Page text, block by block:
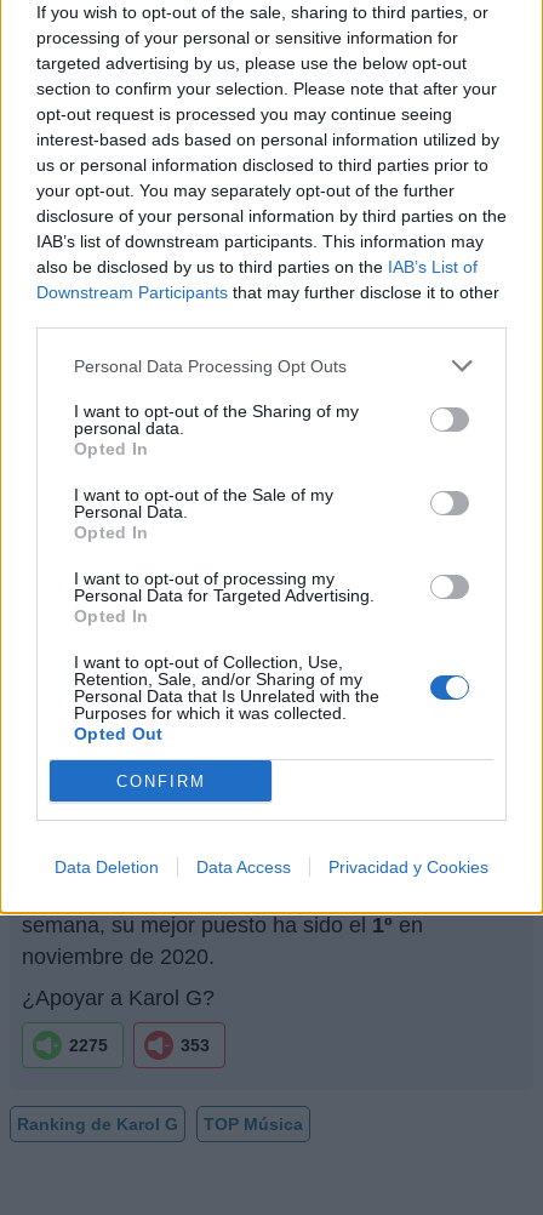
If you wish to opt-out of the sale, sharing to third parties, or
processing of your personal or sensitive information for
targeted advertising by us, please use the below opt-out
section to confirm your selection. Please note that after your
opt-out request is processed you may continue seeing
interest-based ads based on personal information utilized by
us or personal information disclosed to third parties prior to
your opt-out. You may separately opt-out of the further
disclosure of your personal information by third parties on the
IAB’s list of downstream participants. This information may
also be disclosed by us to third parties on the IAB’s List of
Downstream Participants that may further disclose it to other
Personal Data Processing Opt Outs
I want to opt-out of the Sharing of my
personal data.
Opted In
I want to opt-out of the Sale of my
Personal Data.
Opted In
I want to opt-out of processing my
Personal Data for Targeted Advertising.
Opted In
I want to opt-out of Collection, Use,
Retention, Sale, and/or Sharing of my
Personal Data that Is Unrelated with the
Purposes for which it was collected.
Opted Out
CONFIRM
Data Deletion Data Access Privacidad y Cookies
Letra Ivonny Bonita
Letra 200 copas
Letra Después de ti (ft. Greg Gonzalez)
Letra Amiga Mia (ft. Greeicy)
Letra Si Antes Te Hubiera Conocido
Letra China (ft. Daddy Yankee, Anuel AA,
Ozuna, J Balvin)
+ Letras de Karol G
Discografía Biografía Curiosidades Ranking
Biografía de Karol G
Karol G: La Reina del Reguetón
semana, su mejor puesto ha sido el 1º en
noviembre de 2020.
¿Apoyar a Karol G?
2275 353
Ranking de Karol G TOP Música